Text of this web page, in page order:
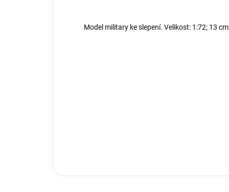
Model military ke slepení. Velikost: 1:72; 13